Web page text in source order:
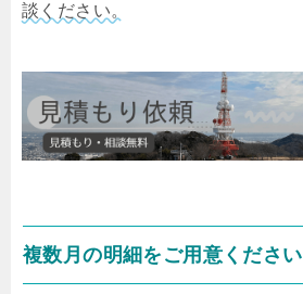
談ください。
複数月の明細をご用意ください